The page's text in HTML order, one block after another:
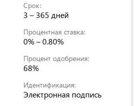
Срок:
3 – 365 дней
Процентная ставка:
0% – 0.80%
Процент одобрения:
68%
Идентификация:
Электронная подпись